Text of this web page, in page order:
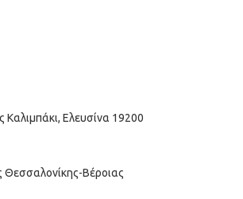
Καλιμπάκι, Ελευσίνα 19200
Θεσσαλονίκης-Βέροιας